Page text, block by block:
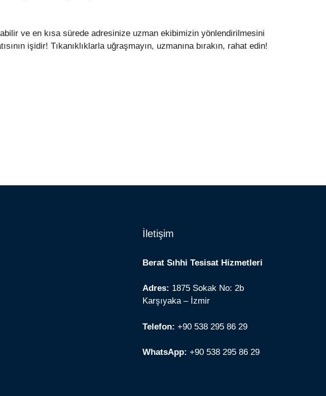
ve en kısa sürede adresinize uzman ekibimizin yönlendirilmesini
işidir! Tıkanıklıklarla uğraşmayın, uzmanına bırakın, rahat edin!
İletişim
Berat Sıhhi Tesisat Hizmetleri
Adres: 1875 Sokak No: 2b
Karşıyaka – İzmir
Telefon: +90 538 295 86 29
WhatsApp: +90 538 295 86 29